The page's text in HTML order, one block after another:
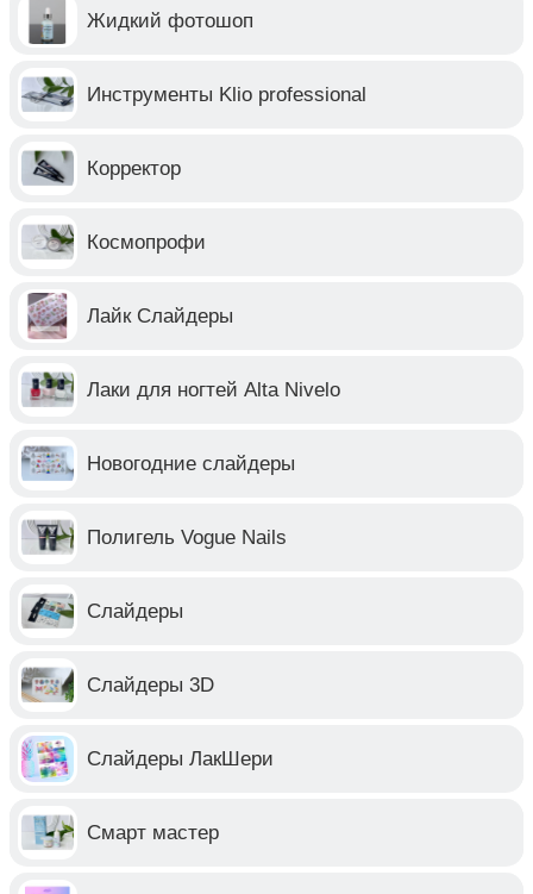
Жидкий фотошоп
Инструменты Klio professional
Корректор
Космопрофи
Лайк Слайдеры
Лаки для ногтей Alta Nivelo
Новогодние слайдеры
Полигель Vogue Nails
Слайдеры
Слайдеры 3D
Слайдеры ЛакШери
Смарт мастер